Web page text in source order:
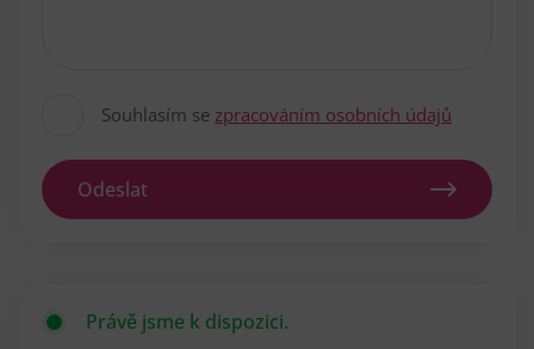
Souhlasím se zpracováním osobních údajů
Odeslat
Právě jsme k dispozici.